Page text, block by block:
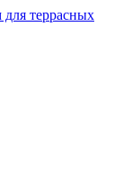
террасных